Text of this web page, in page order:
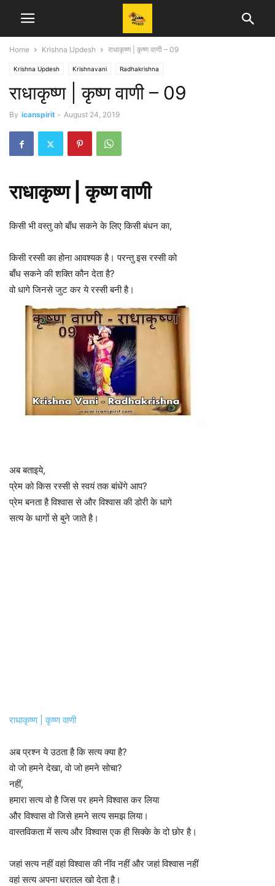
Home Krishna Updesh राधाकृष्ण | कृष्ण वाणी – 09
Krishna Updesh Krishnavani Radhakrishna
राधाकृष्ण | कृष्ण वाणी – 09
By icanspirit - August 24, 2019
राधाकृष्ण | कृष्ण वाणी
किसी भी वस्तु को बाँध सकने के लिए किसी बंधन का,
किसी रस्सी का होना आवश्यक है। परन्तु इस रस्सी को
बाँध सकने की शक्ति कौन देता है?
वो धागे जिनसे जुट कर ये रस्सी बनी है।
अब बताइये,
प्रेम को किस रस्सी से स्वयं तक बांधेंगे आप?
प्रेम बनता है विश्वास से और विश्वास की डोरी के धागे
सत्य के धागों से बुने जाते है।
राधाकृष्ण | कृष्ण वाणी
अब प्रश्न ये उठता है कि सत्य क्या है?
वो जो हमने देखा, वो जो हमने सोचा?
नहीं,
हमारा सत्य वो है जिस पर हमने विश्वास कर लिया
और विश्वास वो जिसे हमने सत्य समझ लिया।
वास्तविकता में सत्य और विश्वास एक ही सिक्के के दो छोर है।
जहां सत्य नहीं वहां विश्वास की नींव नहीं और जहां विश्वास नहीं
वहां सत्य अपना धरातल खो देता है।